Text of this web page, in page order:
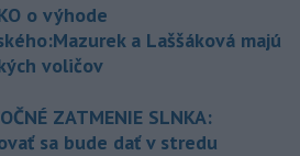
o výhode
a Laššáková majú
voličov
ZATMENIE SLNKA:
sa bude dať v stredu